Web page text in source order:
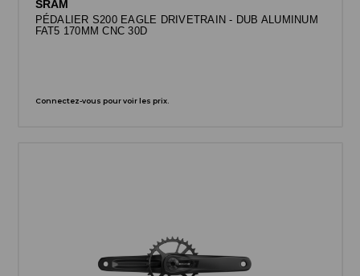
SRAM
PÉDALIER S200 EAGLE DRIVETRAIN - DUB ALUMINUM
FAT5 170MM CNC 30D
Connectez-vous pour voir les prix.